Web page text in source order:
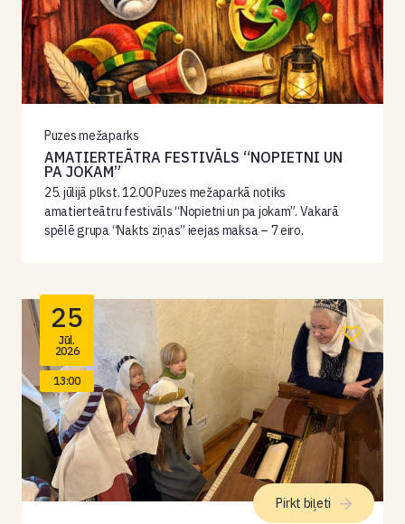
Puzes mežaparks
AMATIERTEĀTRA FESTIVĀLS “NOPIETNI UN
PA JOKAM”
25. jūlijā plkst. 12.00 Puzes mežaparkā notiks
amatierteātru festivāls “Nopietni un pa jokam”. Vakarā
spēlē grupa “Nakts ziņas” ieejas maksa – 7 eiro.
25
Jūl.
2026
13:00
Pirkt biļeti